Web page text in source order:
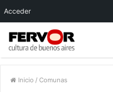
Inicio / Comunas
Acceder